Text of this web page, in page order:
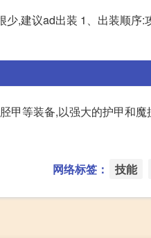
,建议ad出装 1、出装顺
甲等装备,以强大的护甲和
网络标签： 技能